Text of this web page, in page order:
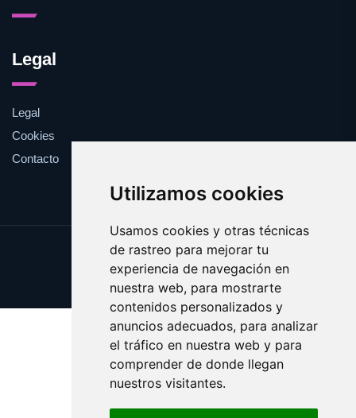
Utilizamos cookies
Usamos cookies y otras técnicas
de rastreo para mejorar tu
experiencia de navegación en
nuestra web, para mostrarte
contenidos personalizados y
anuncios adecuados, para analizar
el tráfico en nuestra web y para
comprender de donde llegan
nuestros visitantes.
Legal
Legal
Cookies
Contacto
Update cookies preferences
Copyright © 2025 validar.es